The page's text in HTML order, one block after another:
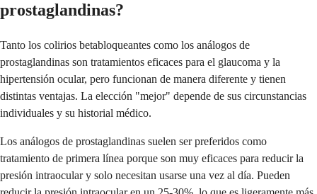
prostaglandinas?
Tanto los colirios betabloqueantes como los análogos de
prostaglandinas son tratamientos eficaces para el glaucoma y la
hipertensión ocular, pero funcionan de manera diferente y tienen
distintas ventajas. La elección "mejor" depende de sus circunstancias
individuales y su historial médico.
Los análogos de prostaglandinas suelen ser preferidos como
tratamiento de primera línea porque son muy eficaces para reducir la
presión intraocular y solo necesitan usarse una vez al día. Pueden